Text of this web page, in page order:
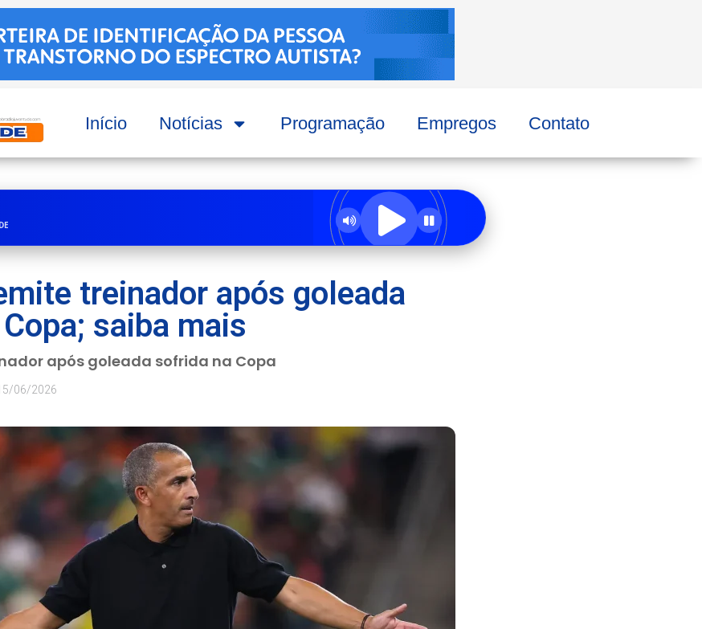
Início Notícias Programação Empregos Contato
treinador após goleada
saiba mais
após goleada sofrida na Copa
06/2026